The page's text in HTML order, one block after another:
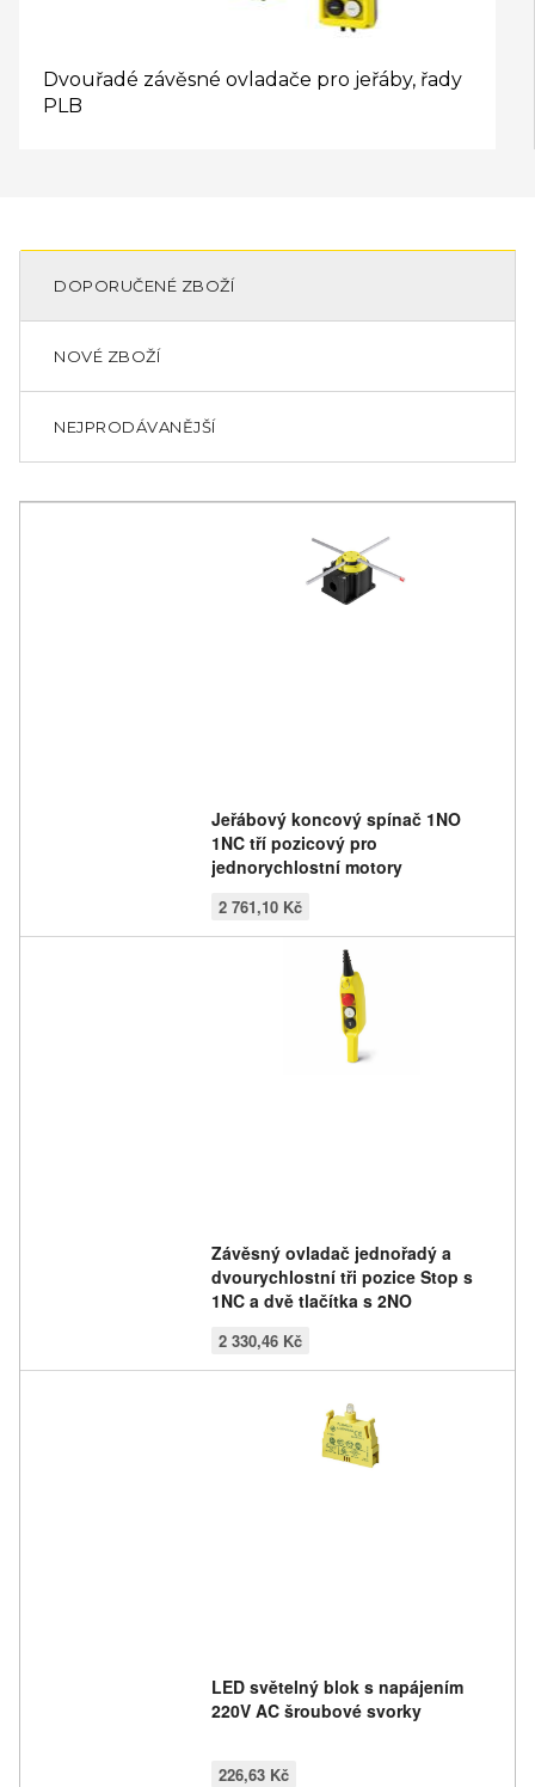
Dvouřadé závěsné ovladače pro jeřáby, řady
PLB
DOPORUČENÉ ZBOŽÍ
NOVÉ ZBOŽÍ
NEJPRODÁVANĚJŠÍ
Jeřábový koncový spínač 1NO
1NC tří pozicový pro
jednorychlostní motory
2 761,10 Kč
Závěsný ovladač jednořadý a
dvourychlostní tři pozice Stop s
1NC a dvě tlačítka s 2NO
2 330,46 Kč
LED světelný blok s napájením
220V AC šroubové svorky
226,63 Kč